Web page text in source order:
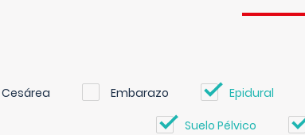
Cesárea Embarazo Epidural
Suelo Pélvico